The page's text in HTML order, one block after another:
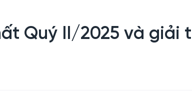
Quý II/2025 và giải